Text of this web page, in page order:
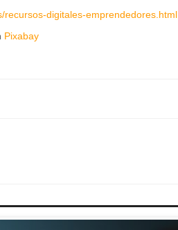
digitales-emprendedores.html
Pixabay